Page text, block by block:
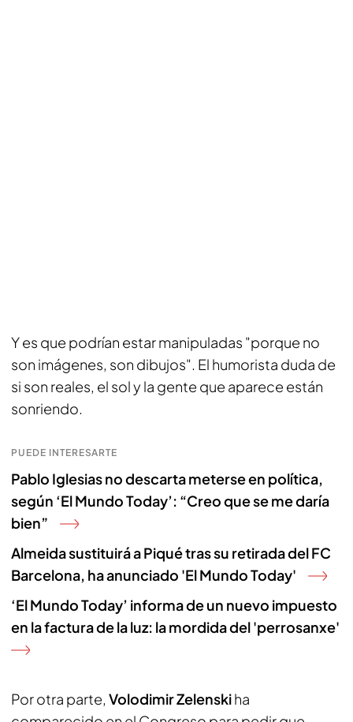
Y es que podrían estar manipuladas "porque no
son imágenes, son dibujos". El humorista duda de
si son reales, el sol y la gente que aparece están
sonriendo.
PUEDE INTERESARTE
Pablo Iglesias no descarta meterse en política,
según ‘El Mundo Today’: “Creo que se me daría
bien”
Almeida sustituirá a Piqué tras su retirada del FC
Barcelona, ha anunciado 'El Mundo Today'
‘El Mundo Today’ informa de un nuevo impuesto
en la factura de la luz: la mordida del 'perrosanxe'
Por otra parte, Volodimir Zelenskiha